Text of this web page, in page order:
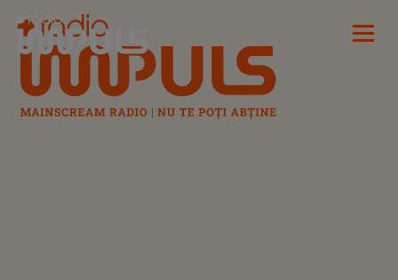
Radio Impuls